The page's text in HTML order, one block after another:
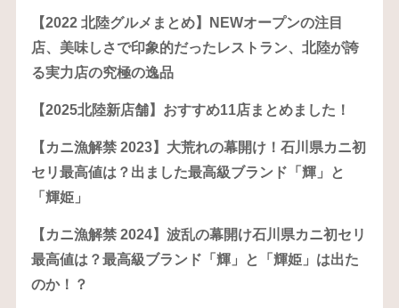
【2022 北陸グルメまとめ】NEWオープンの注目
店、美味しさで印象的だったレストラン、北陸が誇
る実力店の究極の逸品
【2025北陸新店舗】おすすめ11店まとめました！
【カニ漁解禁 2023】大荒れの幕開け！石川県カニ初
セリ最高値は？出ました最高級ブランド「輝」と
「輝姫」
【カニ漁解禁 2024】波乱の幕開け石川県カニ初セリ
最高値は？最高級ブランド「輝」と「輝姫」は出た
のか！？